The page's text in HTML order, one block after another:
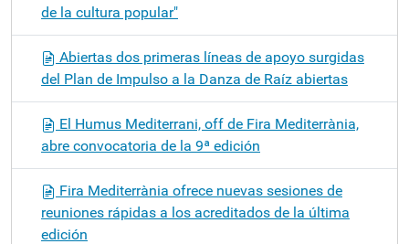
de la cultura popular"
Abiertas dos primeras líneas de apoyo surgidas
del Plan de Impulso a la Danza de Raíz abiertas
El Humus Mediterrani, off de Fira Mediterrània,
abre convocatoria de la 9ª edición
Fira Mediterrània ofrece nuevas sesiones de
reuniones rápidas a los acreditados de la última
edición